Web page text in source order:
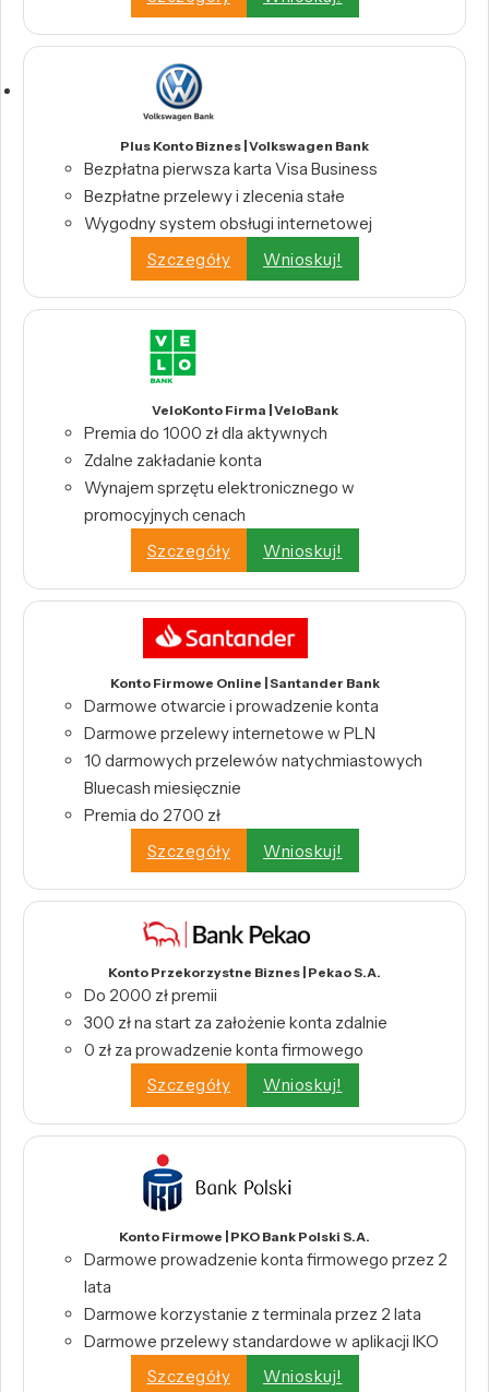
Plus Konto Biznes | Volkswagen Bank
Bezpłatna pierwsza karta Visa Business
Bezpłatne przelewy i zlecenia stałe
Wygodny system obsługi internetowej
Szczegóły
Wnioskuj!
VeloKonto Firma | VeloBank
Premia do 1000 zł dla aktywnych
Zdalne zakładanie konta
Wynajem sprzętu elektronicznego w
promocyjnych cenach
Szczegóły
Wnioskuj!
Konto Firmowe Online | Santander Bank
Darmowe otwarcie i prowadzenie konta
Darmowe przelewy internetowe w PLN
10 darmowych przelewów natychmiastowych
Bluecash miesięcznie
Premia do 2700 zł
Szczegóły
Wnioskuj!
Konto Przekorzystne Biznes | Pekao S.A.
Do 2000 zł premii
300 zł na start za założenie konta zdalnie
0 zł za prowadzenie konta firmowego
Szczegóły
Wnioskuj!
Konto Firmowe | PKO Bank Polski S.A.
Darmowe prowadzenie konta firmowego przez 2
lata
Darmowe korzystanie z terminala przez 2 lata
Darmowe przelewy standardowe w aplikacji IKO
Szczegóły
Wnioskuj!